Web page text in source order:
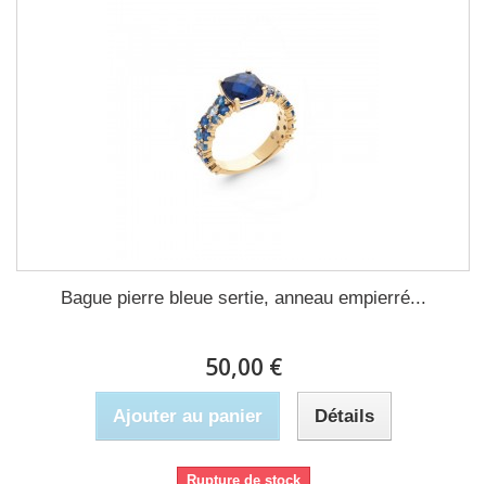
Bague pierre bleue sertie, anneau empierré...
50,00 €
Ajouter au panier Détails
Rupture de stock